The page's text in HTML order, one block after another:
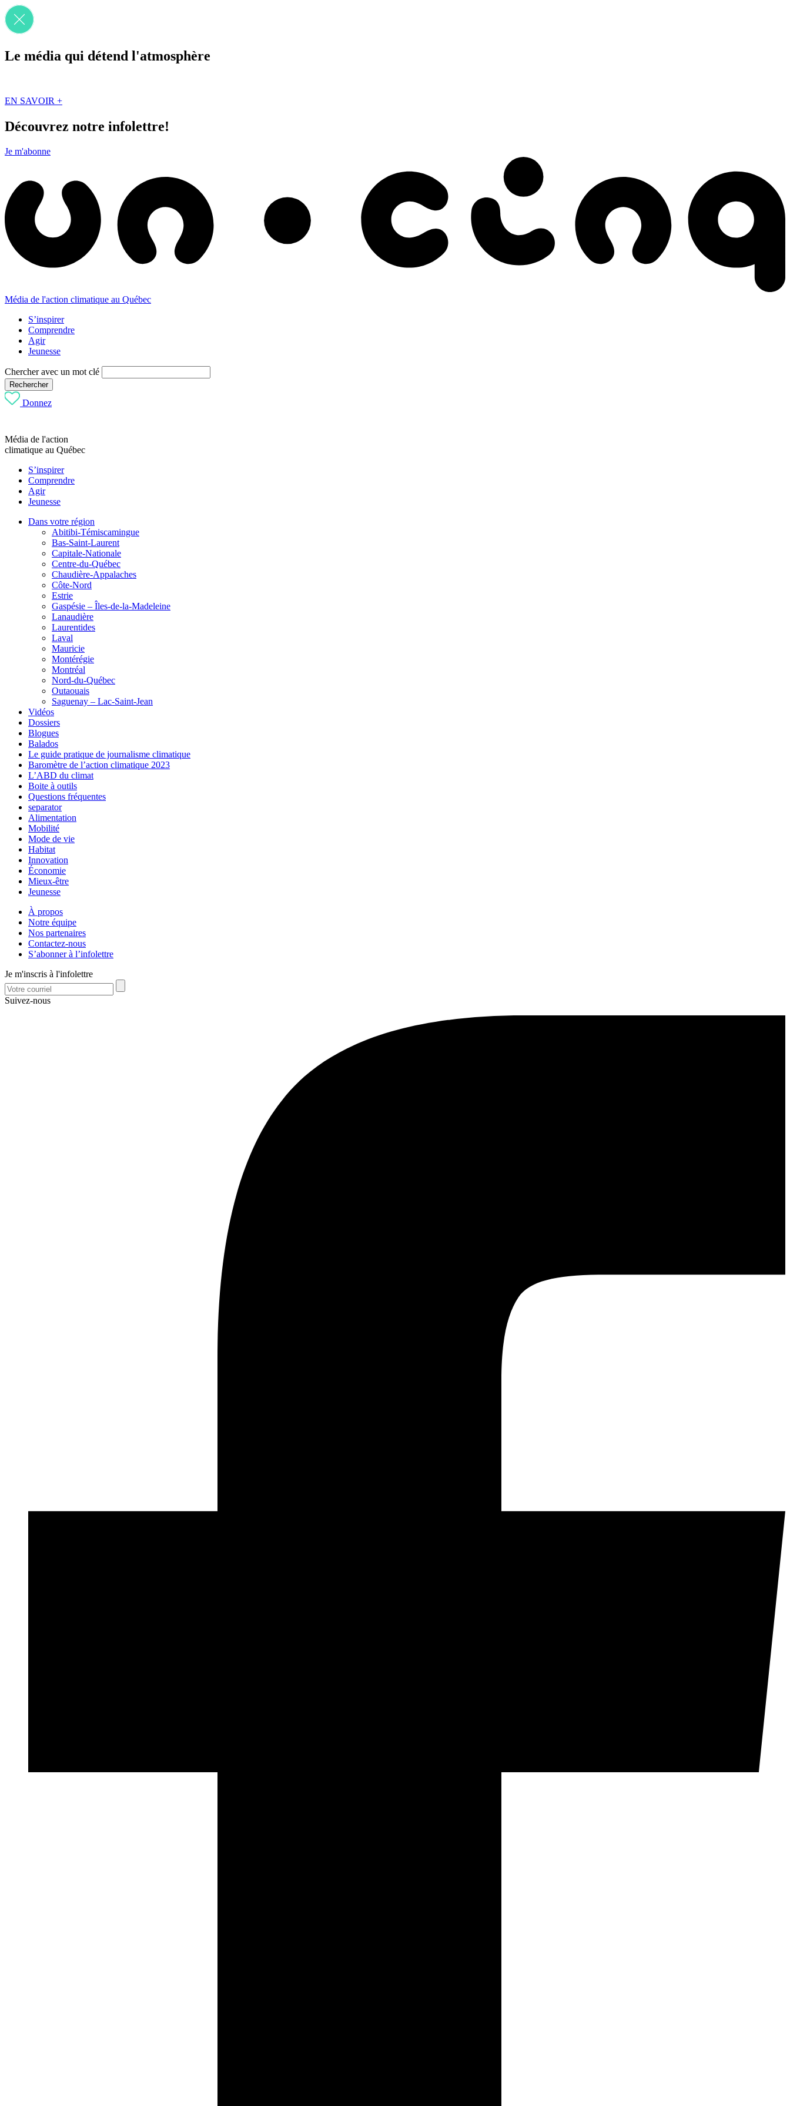
Le média qui détend l'atmosphère
EN SAVOIR +
Découvrez notre infolettre!
Je m'abonne
Média de l'action climatique au Québec
S’inspirer
Comprendre
Agir
Jeunesse
Chercher avec un mot clé
Rechercher
Donnez
Média de l'action
climatique au Québec
S’inspirer
Comprendre
Agir
Jeunesse
Dans votre région
Abitibi-Témiscamingue
Bas-Saint-Laurent
Capitale-Nationale
Centre-du-Québec
Chaudière-Appalaches
Côte-Nord
Estrie
Gaspésie – Îles-de-la-Madeleine
Lanaudière
Laurentides
Laval
Mauricie
Montérégie
Montréal
Nord-du-Québec
Outaouais
Saguenay – Lac-Saint-Jean
Vidéos
Dossiers
Blogues
Balados
Le guide pratique de journalisme climatique
Baromètre de l’action climatique 2023
L’ABD du climat
Boite à outils
Questions fréquentes
separator
Alimentation
Mobilité
Mode de vie
Habitat
Innovation
Économie
Mieux-être
Jeunesse
À propos
Notre équipe
Nos partenaires
Contactez-nous
S’abonner à l’infolettre
Je m'inscris à l'infolettre
Suivez-nous